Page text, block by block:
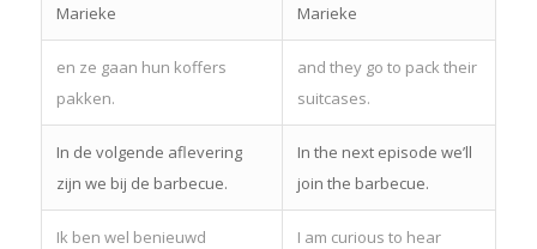
Marieke
Marieke
en ze gaan hun koffers
pakken.
and they go to pack their
suitcases.
In de volgende aflevering
zijn we bij de barbecue.
In the next episode we’ll
join the barbecue.
Ik ben wel benieuwd I am curious to hear